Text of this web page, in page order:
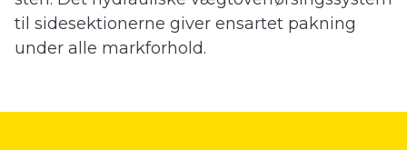
submenu
til sidesektionerne giver ensartet pakning
under alle markforhold.